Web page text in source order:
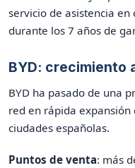
servicio de asistencia
durante los 7 años de
BYD: crecimiento
BYD ha pasado de una
red en rápida
ciudades españolas.
Puntos de venta: más